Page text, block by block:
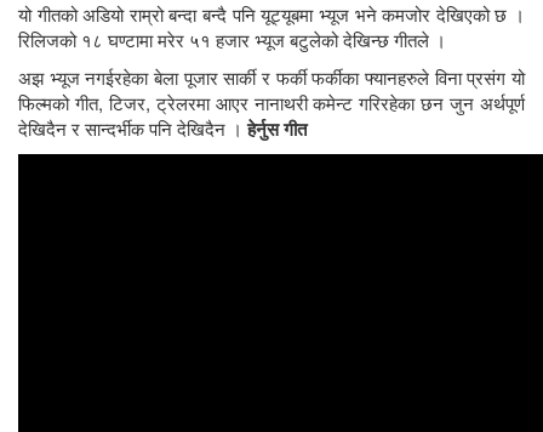
यो गीतको अडियो राम्रो बन्दा बन्दै पनि यूट्यूबमा भ्यूज भने कमजोर देखिएको छ ।
रिलिजको १८ घण्टामा मरेर ५१ हजार भ्यूज बटुलेको देखिन्छ गीतले ।
अझ भ्यूज नगईरहेका बेला पूजार सार्की र फर्की फर्कीका फ्यानहरुले विना प्रसंग यो
फिल्मको गीत, टिजर, ट्रेलरमा आएर नानाथरी कमेन्ट गरिरहेका छन जुन अर्थपूर्ण
देखिदैन र सान्दर्भीक पनि देखिदैन ।हेर्नुस गीत